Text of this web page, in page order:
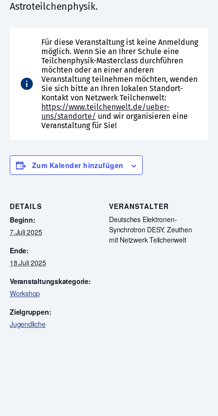
Astroteilchenphysik.
Für diese Veranstaltung ist keine Anmeldung
möglich. Wenn Sie an Ihrer Schule eine
Teilchenphysik-Masterclass durchführen
möchten oder an einer anderen
Veranstaltung teilnehmen möchten, wenden
Sie sich bitte an Ihren lokalen Standort-
Kontakt von Netzwerk Teilchenwelt:
https://www.teilchenwelt.de/ueber-
uns/standorte/ und wir organisieren eine
Veranstaltung für Sie!
Zum Kalender hinzufügen
DETAILS
Beginn:
7.Juli 2025
Ende:
18.Juli 2025
Veranstaltungskategorie:
Workshop
Zielgruppen:
Jugendliche
VERANSTALTER
Deutsches Elektronen-
Synchrotron DESY, Zeuthen
mit Netzwerk Teilchenwelt